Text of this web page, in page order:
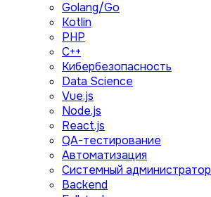
Golang/Go
Kotlin
PHP
C++
Кибербезопасность
Data Science
Vue.js
Node.js
React.js
QA-тестирование
Автоматизация
Системный администратор
Backend